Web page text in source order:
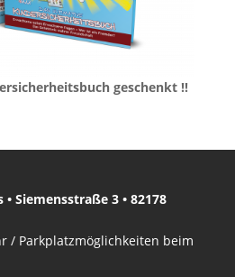
geschenkt !!
Siemensstraße 3 • 82178
/ Parkplatzmöglichkeiten beim